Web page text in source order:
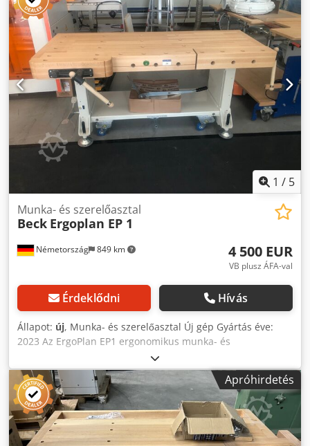
állítható kb. 900 mm-től kb. 1 200 mm-ig Speciális
poligonális test csúszásgátló bevonattal az optimális tartás
érdekében minden pozícióban 5 masszív forgógörgő kiváló
minőségű reteszeléssel a stabil állás érdekében Élzáró
gépek és lapszabász körfűrészek mellett automatikusan
követi a mozgást Súly: kb. 8 kg Cjdpfx Aew I Uz Rohqerf
Elérhetőség: raktárról Raktárhely: Hochheim
1 / 5
Németország 849 km
Munka- és szerelőasztal
Beck Ergoplan EP 1
4 500 EUR
VB plusz ÁFA-val
Érdeklődni Hívás
Állapot: új, Munka- és szerelőasztal Új gép Gyártás éve:
2023 Az ErgoPlan EP1 ergonomikus munka- és
szerelőasztal kiváló minőségű, tömör vörös bükkfából
készült gyalupados lappal van felszerelve. A felület viaszolt
és polírozott. A fokozatmentes magasságállítás terhelés
alatt is egyenletesen és precízen történik – még
aszimmetrikus terhelés esetén is. MŰSZAKI ADATOK
Gyalupad lap, satuk nélkül: 1.700 x 640 x 120 mm 2 satu:
elülső satu – masszív öntvény-/acélszerkezet, hátsó satu –
Apróhirdetés